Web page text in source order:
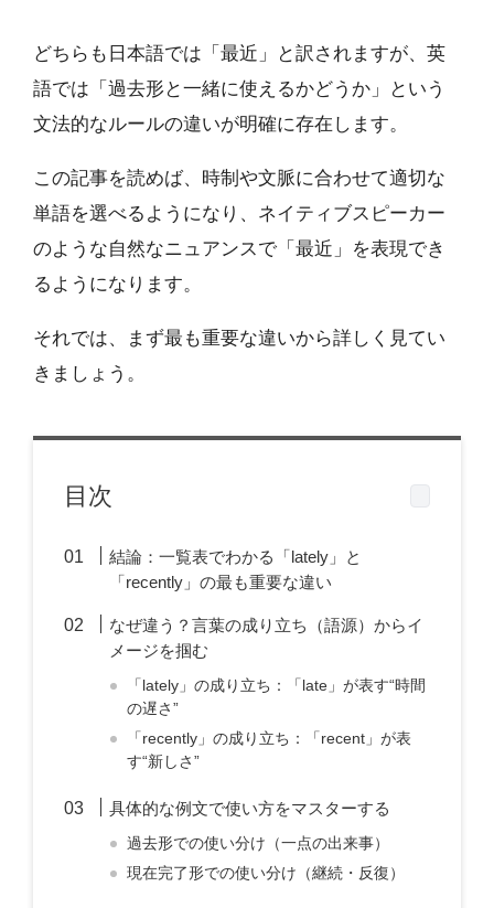
どちらも日本語では「最近」と訳されますが、英
語では「過去形と一緒に使えるかどうか」という
文法的なルールの違いが明確に存在します。
この記事を読めば、時制や文脈に合わせて適切な
単語を選べるようになり、ネイティブスピーカー
のような自然なニュアンスで「最近」を表現でき
るようになります。
それでは、まず最も重要な違いから詳しく見てい
きましょう。
目次
結論：一覧表でわかる「lately」と
「recently」の最も重要な違い
なぜ違う？言葉の成り立ち（語源）からイ
メージを掴む
「lately」の成り立ち：「late」が表す“時間
の遅さ”
「recently」の成り立ち：「recent」が表
す“新しさ”
具体的な例文で使い方をマスターする
過去形での使い分け（一点の出来事）
現在完了形での使い分け（継続・反復）